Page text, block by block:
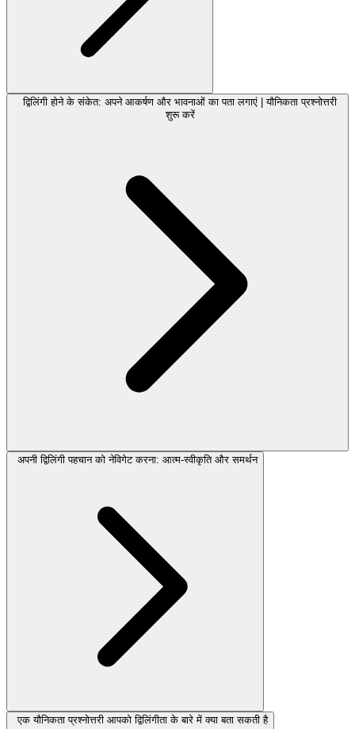
द्विलिंगी होने के संकेत: अपने आकर्षण और भावनाओं का पता लगाएं | यौनिकता प्रश्नोत्तरी
शुरू करें
अपनी द्विलिंगी पहचान को नेविगेट करना: आत्म-स्वीकृति और समर्थन
एक यौनिकता प्रश्नोत्तरी आपको द्विलिंगीता के बारे में क्या बता सकती है